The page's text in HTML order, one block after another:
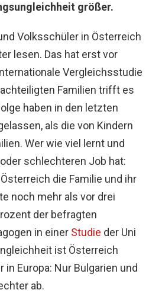
größer.
Volksschüler in Österreich
lesen. Das hat erst vor
Vergleichsstudie
Familien trifft es
haben in den letzten
als die von Kindern
Wer wie viel lernt und
schlechteren Job hat:
die Familie und ihr
noch mehr als vor drei
der befragten
in einer Studie der Uni
ist Österreich
Europa: Nur Bulgarien und
ab.